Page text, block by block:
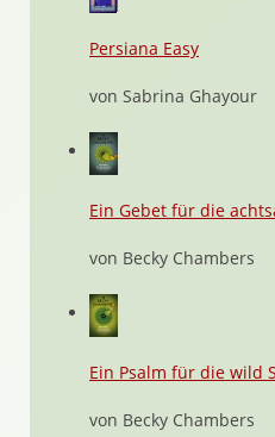
Persiana Easy
von Sabrina Ghayour
Ein Gebet für die
von Becky Chambers
Ein Psalm für die wild
von Becky Chambers